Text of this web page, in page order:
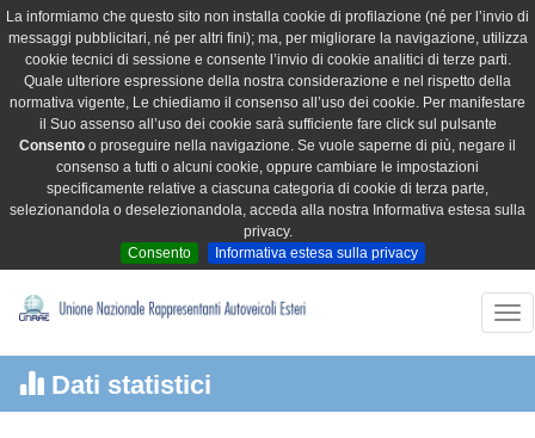
La informiamo che questo sito non installa cookie di profilazione (né per l’invio di
messaggi pubblicitari, né per altri fini); ma, per migliorare la navigazione, utilizza
cookie tecnici di sessione e consente l’invio di cookie analitici di terze parti.
Quale ulteriore espressione della nostra considerazione e nel rispetto della
normativa vigente, Le chiediamo il consenso all’uso dei cookie. Per manifestare
il Suo assenso all’uso dei cookie sarà sufficiente fare click sul pulsante
Consento o proseguire nella navigazione. Se vuole saperne di più, negare il
consenso a tutti o alcuni cookie, oppure cambiare le impostazioni
specificamente relative a ciascuna categoria di cookie di terza parte,
selezionandola o deselezionandola, acceda alla nostra Informativa estesa sulla
privacy.
Consento
Informativa estesa sulla privacy
Dati statistici